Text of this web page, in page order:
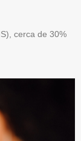
cerca de 30%